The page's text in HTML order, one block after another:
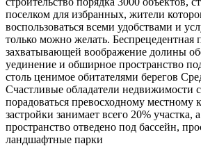
поселком для избранных, жители
воспользоваться всеми удобствами и
только можно желать. Беспрецедентная
захватывающей воображение долины
уединение и обширное пространство
столь ценимое обитателями берегов
Счастливые обладатели недвижимости
порадоваться превосходному местному
застройки занимает всего 20% участка,
пространство отведено под бассейн,
ландшафтные парки